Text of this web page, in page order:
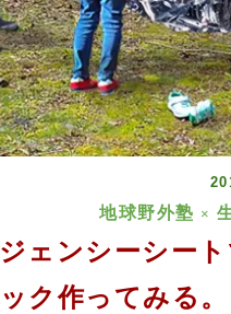
地球野外塾 ×
ェンシーシー
ク作ってみる。